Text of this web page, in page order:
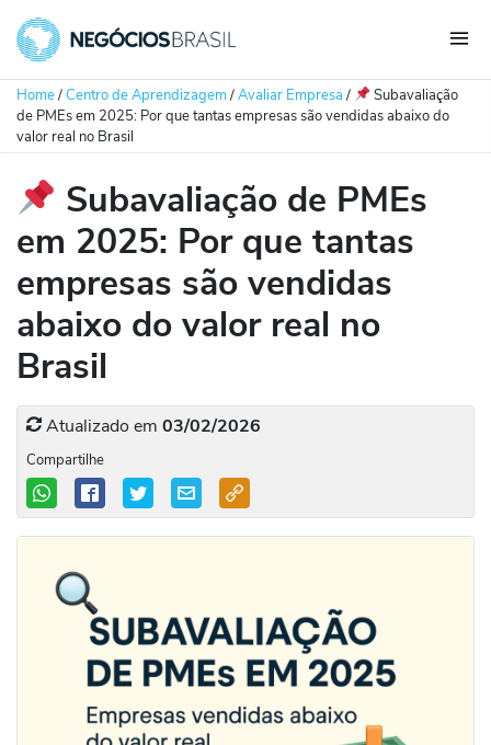
Home/Centro de Aprendizagem/Avaliar Empresa/
Subavaliação
de PMEs em 2025: Por que tantas empresas são vendidas abaixo do
valor real no Brasil
Subavaliação de PMEs
em 2025: Por que tantas
empresas são vendidas
abaixo do valor real no
Brasil
Atualizado em 03/02/2026
Compartilhe